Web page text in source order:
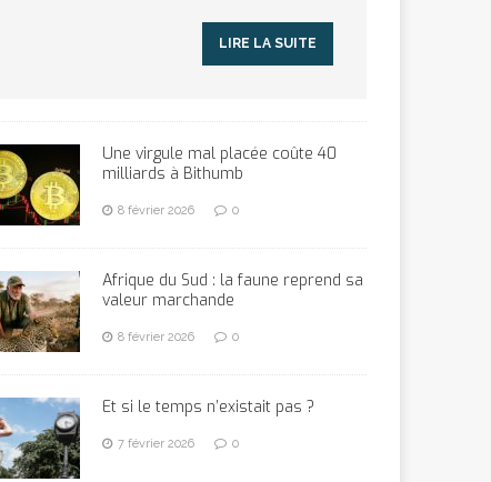
LIRE LA SUITE
Une virgule mal placée coûte 40
milliards à Bithumb
8 février 2026 0
Afrique du Sud : la faune reprend sa
valeur marchande
8 février 2026 0
Et si le temps n’existait pas ?
7 février 2026 0